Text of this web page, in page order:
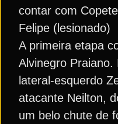
contar com
Felipe (lesionado)
A primeira etapa
Alvinegro
lateral-esquerdo
atacante Neilton,
um belo chute de